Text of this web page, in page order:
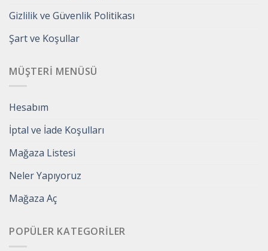
Gizlilik ve Güvenlik Politikası
Şart ve Koşullar
MÜŞTERI MENÜSÜ
Hesabım
İptal ve İade Koşulları
Mağaza Listesi
Neler Yapıyoruz
Mağaza Aç
POPÜLER KATEGORILER